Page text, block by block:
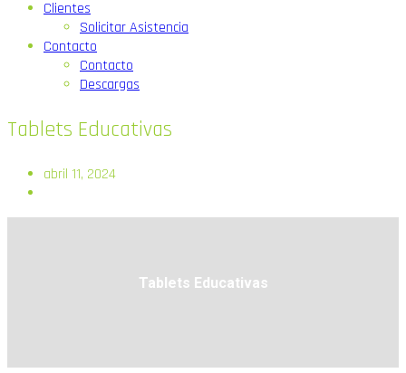
Clientes
Solicitar Asistencia
Contacto
Contacto
Descargas
Tablets Educativas
abril 11, 2024
Tablets Educativas